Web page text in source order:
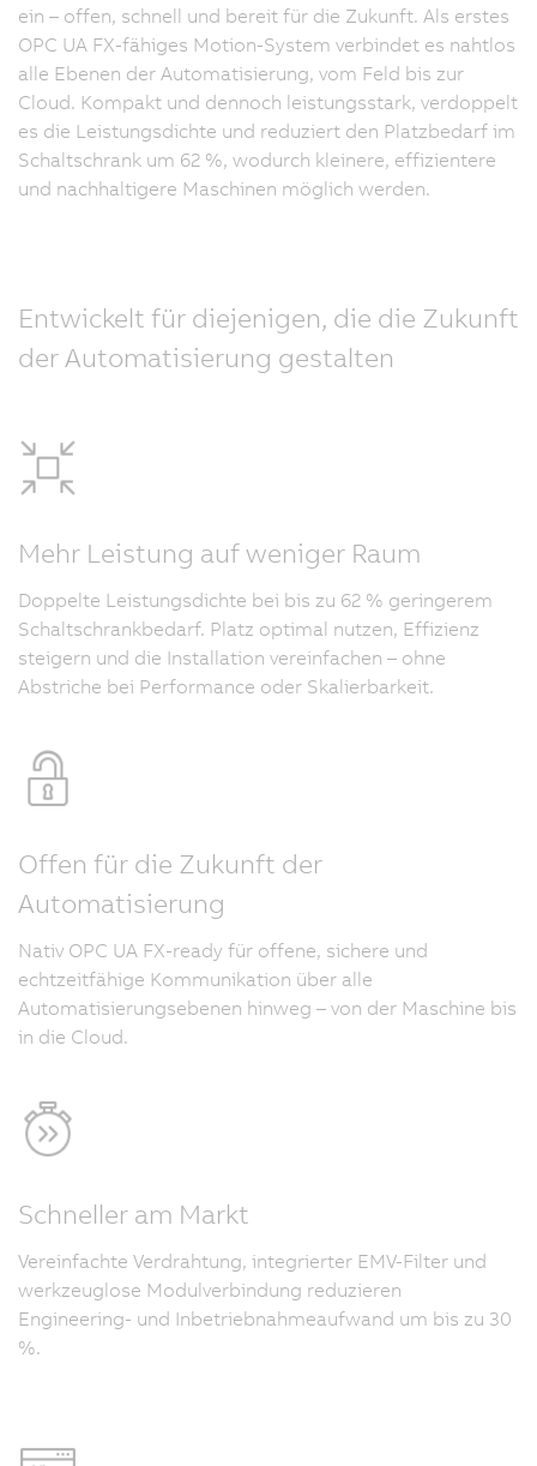
ein – offen, schnell und bereit für die Zukunft. Als erstes
OPC UA FX-fähiges Motion-System verbindet es nahtlos
alle Ebenen der Automatisierung, vom Feld bis zur
Cloud. Kompakt und dennoch leistungsstark, verdoppelt
es die Leistungsdichte und reduziert den Platzbedarf im
Schaltschrank um 62 %, wodurch kleinere, effizientere
und nachhaltigere Maschinen möglich werden.
Entwickelt für diejenigen, die die Zukunft
der Automatisierung gestalten
Mehr Leistung auf weniger Raum
Doppelte Leistungsdichte bei bis zu 62 % geringerem
Schaltschrankbedarf. Platz optimal nutzen, Effizienz
steigern und die Installation vereinfachen – ohne
Abstriche bei Performance oder Skalierbarkeit.
Offen für die Zukunft der
Automatisierung
Nativ OPC UA FX-ready für offene, sichere und
echtzeitfähige Kommunikation über alle
Automatisierungsebenen hinweg – von der Maschine bis
in die Cloud.
Schneller am Markt
Vereinfachte Verdrahtung, integrierter EMV-Filter und
werkzeuglose Modulverbindung reduzieren
Engineering- und Inbetriebnahmeaufwand um bis zu 30
%.